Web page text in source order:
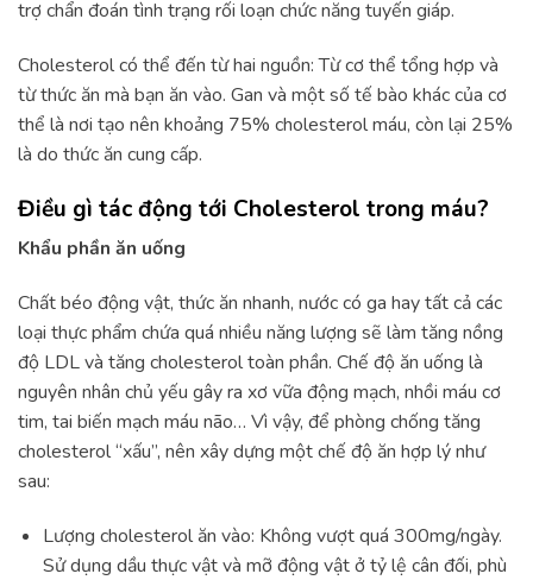
trợ chẩn đoán tình trạng rối loạn chức năng tuyến giáp.
Cholesterol có thể đến từ hai nguồn: Từ cơ thể tổng hợp và
từ thức ăn mà bạn ăn vào. Gan và một số tế bào khác của cơ
thể là nơi tạo nên khoảng 75% cholesterol máu, còn lại 25%
là do thức ăn cung cấp.
Điều gì tác động tới Cholesterol trong máu?
Khẩu phần ăn uống
Chất béo động vật, thức ăn nhanh, nước có ga hay tất cả các
loại thực phẩm chứa quá nhiều năng lượng sẽ làm tăng nồng
độ LDL và tăng cholesterol toàn phần. Chế độ ăn uống là
nguyên nhân chủ yếu gây ra xơ vữa động mạch, nhồi máu cơ
tim, tai biến mạch máu não… Vì vậy, để phòng chống tăng
cholesterol “xấu”, nên xây dựng một chế độ ăn hợp lý như
sau:
Lượng cholesterol ăn vào: Không vượt quá 300mg/ngày.
Sử dụng dầu thực vật và mỡ động vật ở tỷ lệ cân đối, phù